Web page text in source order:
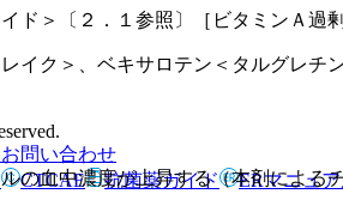
ド＞〔２．１参照〕［ビタミンＡ過
イク＞、ベキサロテン＜タルグレチ
の血中濃度が上昇する（本剤による
お問い合わせ
CTCAE 抗菌薬ガイド ERマニュ